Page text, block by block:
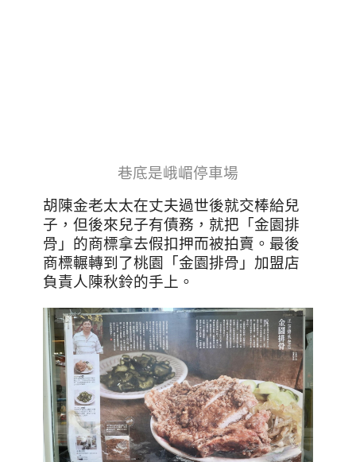
巷底是峨嵋停車場
胡陳金老太太在丈夫過世後就交棒給兒
子，但後來兒子有債務，就把「金園排
骨」的商標拿去假扣押而被拍賣。最後
商標輾轉到了桃園「金園排骨」加盟店
負責人陳秋鈴的手上。